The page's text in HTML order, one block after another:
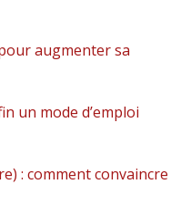
augmenter sa
un mode d’emploi
: comment convaincre